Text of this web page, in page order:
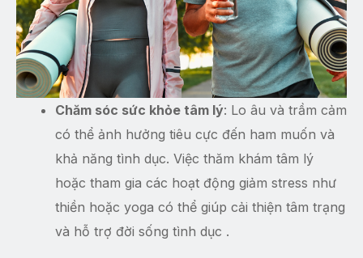
Chăm sóc sức khỏe tâm lý: Lo âu và trầm cảm
có thể ảnh hưởng tiêu cực đến ham muốn và
khả năng tình dục. Việc thăm khám tâm lý
hoặc tham gia các hoạt động giảm stress như
thiền hoặc yoga có thể giúp cải thiện tâm trạng
và hỗ trợ đời sống tình dục .